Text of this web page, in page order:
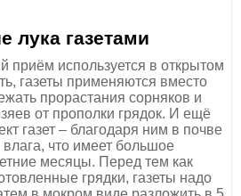
лука газетами
приём используется в открытом
газеты применяются вместо
прорастания сорняков и
от прополки грядок. И ещё
газет – благодаря ним в почве
что имеет большое
месяцы. Перед тем как
грядки, газеты надо